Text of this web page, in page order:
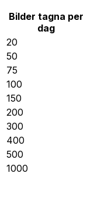
Bilder tagna per
dag
20
50
75
100
150
200
300
400
500
1000